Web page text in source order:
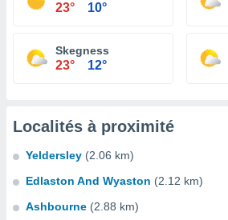
23° 10°
Skegness
23° 12°
Localités à proximité
Yeldersley (2.06 km)
Edlaston And Wyaston (2.12 km)
Ashbourne (2.88 km)